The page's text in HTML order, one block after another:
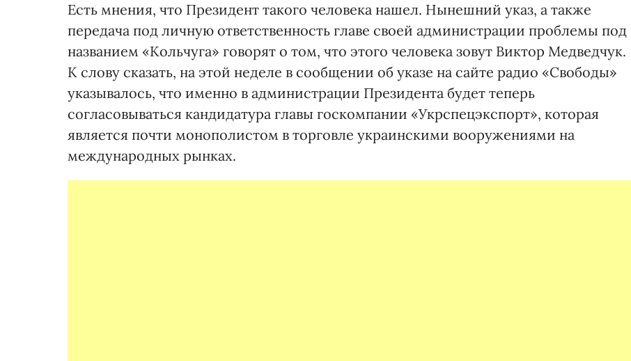
Есть мнения, что Президент такого человека нашел. Нынешний указ, а также
передача под личную ответственность главе своей администрации проблемы под
названием «Кольчуга» говорят о том, что этого человека зовут Виктор Медведчук.
К слову сказать, на этой неделе в сообщении об указе на сайте радио «Свободы»
указывалось, что именно в администрации Президента будет теперь
согласовываться кандидатура главы госкомпании «Укрспецэкспорт», которая
является почти монополистом в торговле украинскими вооружениями на
международных рынках.